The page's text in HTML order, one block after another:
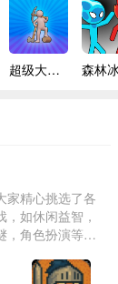
超级大富翁
家精心挑选了各
如休闲益智，
，角色扮演等
心推荐，获得